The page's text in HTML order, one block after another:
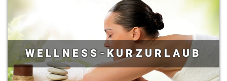
WELLNESS-KURZURLAUB